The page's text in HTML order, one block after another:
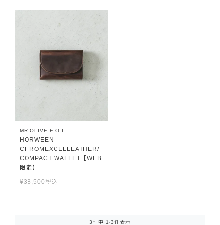
MR.OLIVE E.O.I
HORWEEN
CHROMEXCELLEATHER/
COMPACT WALLET【WEB
限定】
¥38,500 税込
3件中 1 -3件表示